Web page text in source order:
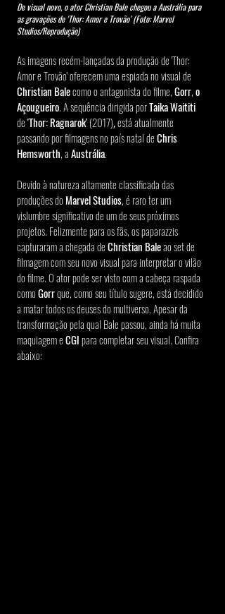
De visual novo, o ator Christian Bale chegou a Austrália para
as gravações de 'Thor: Amor e Trovão' (Foto: Marvel
Studios/Reprodução)
As imagens recém-lançadas da produção de 'Thor:
Amor e Trovão' oferecem uma espiada no visual de
Christian Bale como o antagonista do filme, Gorr, o
Açougueiro. A sequência dirigida por Taika Waititi
de 'Thor: Ragnarok' (2017), está atualmente
passando por filmagens no país natal de Chris
Hemsworth, a Austrália.
Devido à natureza altamente classificada das
produções do Marvel Studios, é raro ter um
vislumbre significativo de um de seus próximos
projetos. Felizmente para os fãs, os paparazzis
capturaram a chegada de Christian Bale ao set de
filmagem com seu novo visual para interpretar o vilão
do filme. O ator pode ser visto com a cabeça raspada
como Gorr que, como seu título sugere, está decidido
a matar todos os deuses do multiverso. Apesar da
transformação pela qual Bale passou, ainda há muita
maquiagem e CGI para completar seu visual. Confira
abaixo: